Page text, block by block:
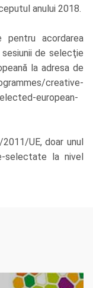
anului 2018.
acordarea
de selecţie
la adresa de
creative-
european-
UE, doar unul
selectate la nivel